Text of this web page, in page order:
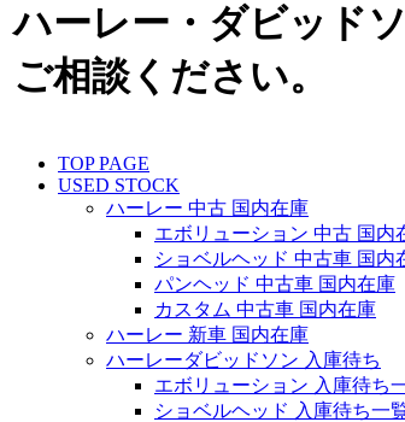
ハーレー・ダビッド
ご相談ください。
TOP PAGE
USED STOCK
ハーレー 中古 国内在庫
エボリューション 中古 国内
ショベルヘッド 中古車 国内
パンヘッド 中古車 国内在庫
カスタム 中古車 国内在庫
ハーレー 新車 国内在庫
ハーレーダビッドソン 入庫待ち
エボリューション 入庫待ち
ショベルヘッド 入庫待ち一